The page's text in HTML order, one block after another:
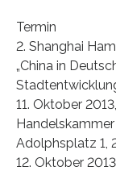
Termin
2. Shanghai
„China in
11. Oktober
Adolphsplatz 1,
12. Oktober